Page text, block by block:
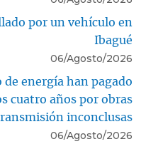
por un vehículo en
Ibagué
06/Agosto/2026
de energía han pagado
cuatro años por obras
inconclusas
06/Agosto/2026